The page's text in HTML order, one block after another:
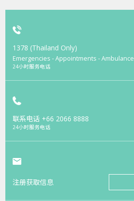
1378 (Thailand Only)
Emergencies - Appointments - Ambulance
24小时服务电话
联系电话+66 2066 8888
24小时服务电话
注册获取信息